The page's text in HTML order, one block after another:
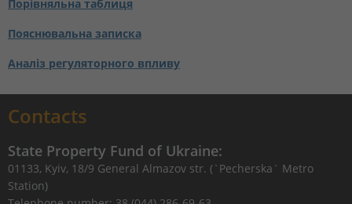
Порівняльна таблиця
Пояснювальна записка
Аналіз регуляторного впливу
Contacts
State Property Fund of Ukraine:
01133, Kyiv, 18/9 General Almazov str. (`Pecherska` Metro
Station)